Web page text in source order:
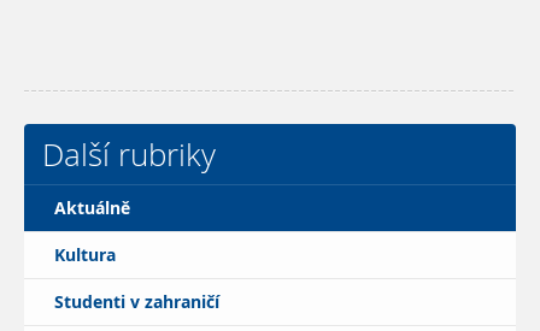
Další rubriky
Aktuálně
Kultura
Studenti v zahraničí